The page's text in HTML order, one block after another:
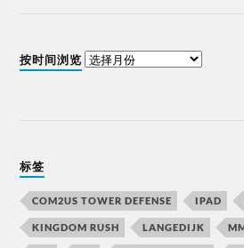
按时间浏览
标签
COM2US TOWER DEFENSE IPAD
KINGDOM RUSH LANGEDIJK